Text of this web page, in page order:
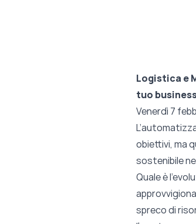
Logistica e
tuo
Venerdì 7
L’
obiettivi, ma
sostenibile
Quale è
spreco di